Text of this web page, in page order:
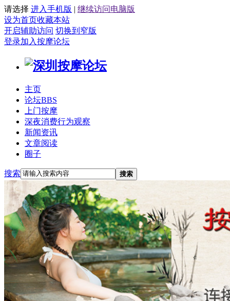
请选择 进入手机版 | 继续访问电脑版
设为首页收藏本站
开启辅助访问 切换到窄版
登录加入按摩论坛
主页
论坛BBS
上门按摩
深夜消费行为观察
新闻资讯
文章阅读
圈子
搜索 搜索